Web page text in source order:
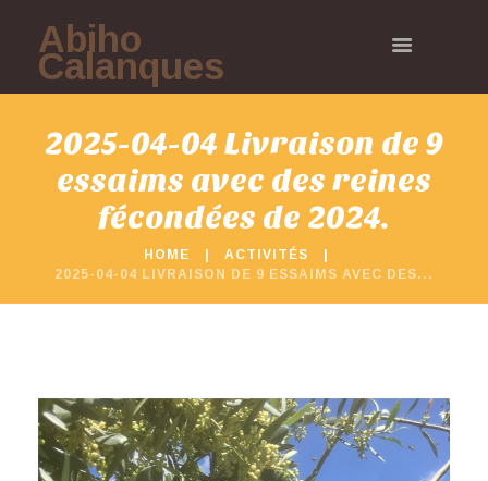
Abiho
Calanques
2025-04-04 Livraison de 9
essaims avec des reines
fécondées de 2024.
HOME
ACTIVITÉS
2025-04-04 LIVRAISON DE 9 ESSAIMS AVEC DES...